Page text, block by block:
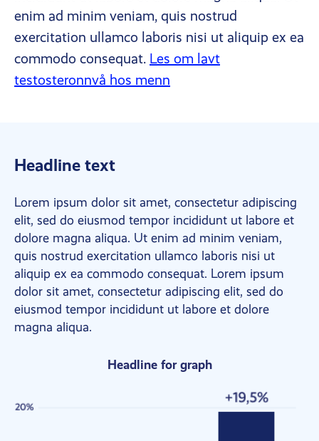
enim ad minim veniam, quis nostrud
exercitation ullamco laboris nisi ut aliquip ex ea
commodo consequat. Les om lavt
testosteronnvå hos menn
Headline text
Lorem ipsum dolor sit amet, consectetur adipiscing
elit, sed do eiusmod tempor incididunt ut labore et
dolore magna aliqua. Ut enim ad minim veniam,
quis nostrud exercitation ullamco laboris nisi ut
aliquip ex ea commodo consequat. Lorem ipsum
dolor sit amet, consectetur adipiscing elit, sed do
eiusmod tempor incididunt ut labore et dolore
magna aliqua.
Headline for graph